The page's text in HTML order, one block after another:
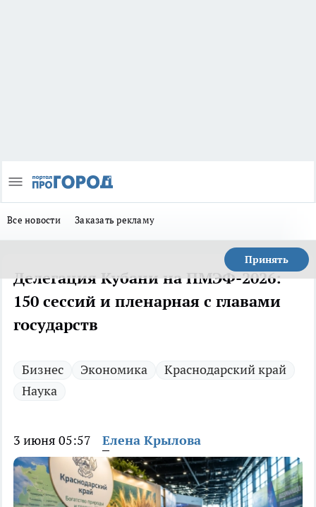
Все новости Заказать рекламу
Принять
Делегация Кубани на ПМЭФ-2026:
150 сессий и пленарная с главами
государств
Бизнес Экономика
Краснодарский край
Наука
3 июня 05:57 Елена Крылова